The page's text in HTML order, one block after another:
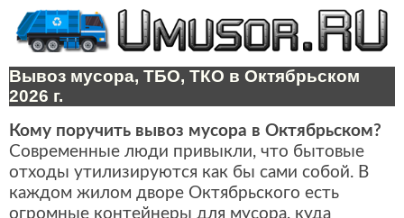
Вывоз мусора, ТБО, ТКО в Октябрьском
2026 г.
Кому поручить вывоз мусора в Октябрьском?
Современные люди привыкли, что бытовые
отходы утилизируются как бы сами собой. В
каждом жилом дворе Октябрьского есть
огромные контейнеры для мусора, куда